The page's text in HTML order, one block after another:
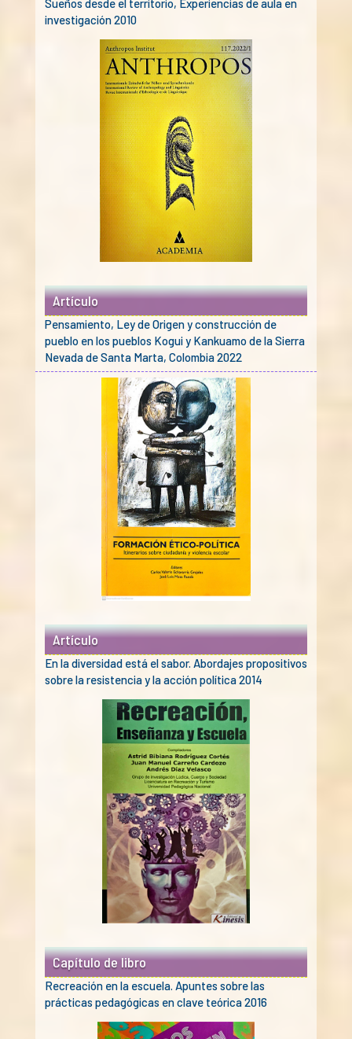
Sueños desde el territorio, Experiencias de aula en
investigación 2010
Artículo
Pensamiento, Ley de Origen y construcción de
pueblo en los pueblos Kogui y Kankuamo de la Sierra
Nevada de Santa Marta, Colombia 2022
Artículo
En la diversidad está el sabor. Abordajes propositivos
sobre la resistencia y la acción política 2014
Capítulo de libro
Recreación en la escuela. Apuntes sobre las
prácticas pedagógicas en clave teórica 2016